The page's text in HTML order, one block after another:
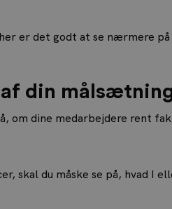
er det godt at se nærmere
din
om dine medarbejdere rent
skal du måske se på, hvad I